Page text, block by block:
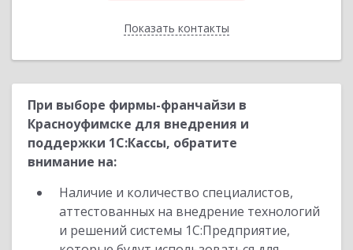
Показать контакты
Назад
При выборе фирмы-франчайзи в
Красноуфимске для внедрения и
поддержки 1С:Кассы, обратите
внимание на:
Наличие и количество специалистов,
аттестованных на внедрение технологий
и решений системы 1С:Предприятие,